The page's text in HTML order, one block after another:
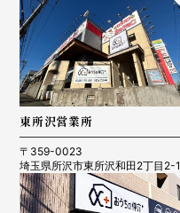
東所沢営業所
〒359-0023
埼玉県所沢市東所沢和田2丁目2-1